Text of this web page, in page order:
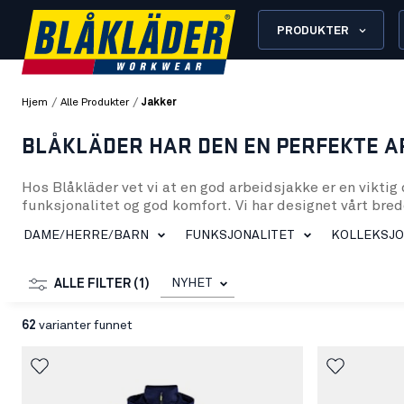
PRODUKTER
Hjem / Alle Produkter / Jakker
BLÅKLÄDER HAR DEN EN PERFEKTE
Hos Blåkläder vet vi at en god arbeidsjakke er en
funksjonalitet og god komfort. Vi har designet vårt
Siden 1950-tallet har vi i Blåkläder, med våre røtter i
for å møte disse behovene og være en investering i din
Arbeidsjakker for alle årstider og bransjer
Vårjakker og jakker for mildere vær
DAME/HERRE/BARN FUNKSJONALITET
ALLE FILTER (1) NYHET
62 varianter funnet